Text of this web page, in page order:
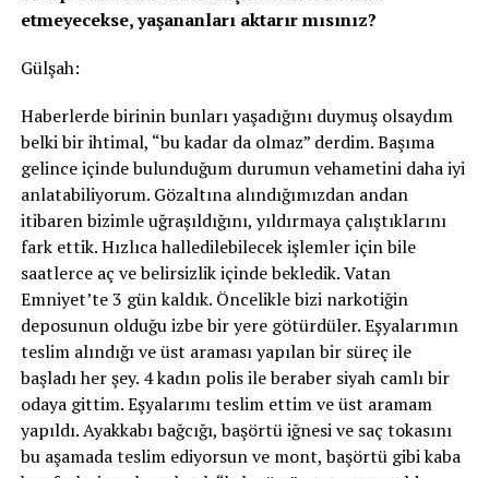
etmeyecekse, yaşananları aktarır mısınız?
Gülşah:
Haberlerde birinin bunları yaşadığını duymuş olsaydım
belki bir ihtimal, “bu kadar da olmaz” derdim. Başıma
gelince içinde bulunduğum durumun vehametini daha iyi
anlatabiliyorum. Gözaltına alındığımızdan andan
itibaren bizimle uğraşıldığını, yıldırmaya çalıştıklarını
fark ettik. Hızlıca halledilebilecek işlemler için bile
saatlerce aç ve belirsizlik içinde bekledik. Vatan
Emniyet’te 3 gün kaldık. Öncelikle bizi narkotiğin
deposunun olduğu izbe bir yere götürdüler. Eşyalarımın
teslim alındığı ve üst araması yapılan bir süreç ile
başladı her şey. 4 kadın polis ile beraber siyah camlı bir
odaya gittim. Eşyalarımı teslim ettim ve üst aramam
yapıldı. Ayakkabı bağcığı, başörtü iğnesi ve saç tokasını
bu aşamada teslim ediyorsun ve mont, başörtü gibi kaba